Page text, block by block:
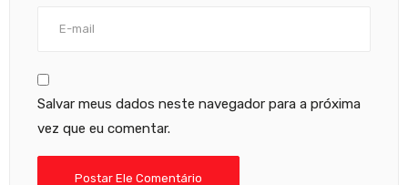
Salvar meus dados neste navegador para a próxima
vez que eu comentar.